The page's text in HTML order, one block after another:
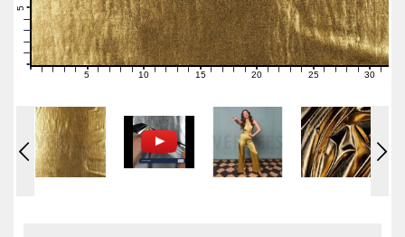
0
1
3
4
5
0 1 2 3 4 5 6 7 89101112131415 16171819202122232425 2627282930 31